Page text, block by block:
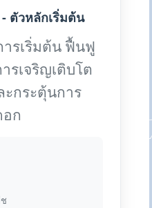
- ตัวหลักเริ่มต้น
รเริ่มต้น ฟื้นฟู
รเจริญเติบโต
ะกระตุ้นการ
ก